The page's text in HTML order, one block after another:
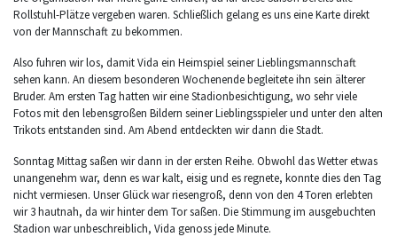
Rollstuhl-Plätze vergeben waren. Schließlich gelang es uns eine Karte direkt
von der Mannschaft zu bekommen.
Also fuhren wir los, damit Vida ein Heimspiel seiner Lieblingsmannschaft
sehen kann. An diesem besonderen Wochenende begleitete ihn sein älterer
Bruder. Am ersten Tag hatten wir eine Stadionbesichtigung, wo sehr viele
Fotos mit den lebensgroßen Bildern seiner Lieblingsspieler und unter den alten
Trikots entstanden sind. Am Abend entdeckten wir dann die Stadt.
Sonntag Mittag saßen wir dann in der ersten Reihe. Obwohl das Wetter etwas
unangenehm war, denn es war kalt, eisig und es regnete, konnte dies den Tag
nicht vermiesen. Unser Glück war riesengroß, denn von den 4 Toren erlebten
wir 3 hautnah, da wir hinter dem Tor saßen. Die Stimmung im ausgebuchten
Stadion war unbeschreiblich, Vida genoss jede Minute.